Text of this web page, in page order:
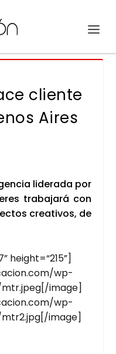
cliente
Aires
lide­ra­da por
tra­ba­ja­rá con
crea­ti­vos, de
height=“215”]
wp-
image]
wp-
image]